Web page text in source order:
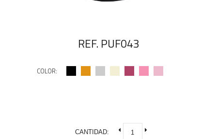
REF. PUF043
COLOR:
CANTIDAD: